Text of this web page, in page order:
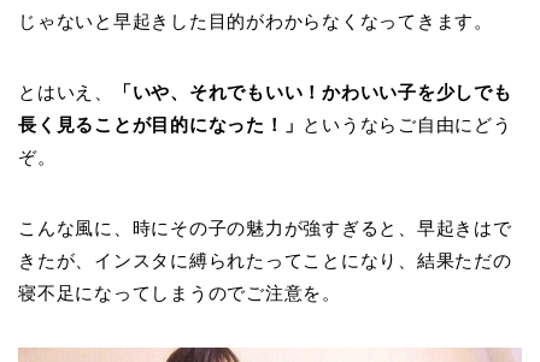
じゃないと早起きした目的がわからなくなってきます。
とはいえ、
「いや、それでもいい！かわいい子を少しでも
長く見ることが目的になった！」 というならご自由にどう
ぞ。
こんな風に、時にその子の魅力が強すぎると、早起きはで
きたが、インスタに縛られたってことになり、結果ただの
寝不足になってしまうのでご注意を。